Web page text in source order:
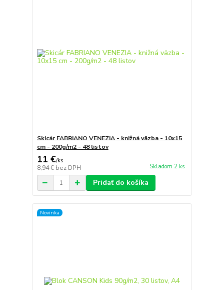
Skicár FABRIANO VENEZIA - knižná väzba - 10x15
cm - 200g/m2 - 48 listov
11 €/ks
8,94 € bez DPH Skladom 2 ks
Pridať do košíka
Novinka